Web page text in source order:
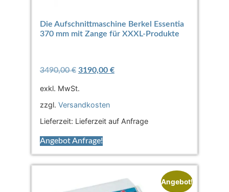
Die Aufschnittmaschine Berkel Essentia
370 mm mit Zange für XXXL-Produkte
3490,00€ 3190,00 €
exkl. MwSt.
zzgl. Versandkosten
Lieferzeit: Lieferzeit auf Anfrage
Angebot Anfrage!
Angebot!